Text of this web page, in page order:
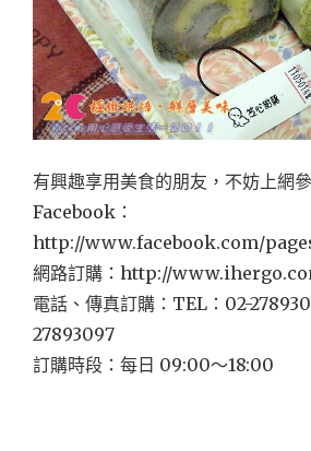
有興趣享用美食的朋友，不妨上網
Facebook：
http://www.facebook.com/
網路訂購：http://
電話、傳真訂購：TEL：02-
27893097
訂購時段：每日 09:00～18:00